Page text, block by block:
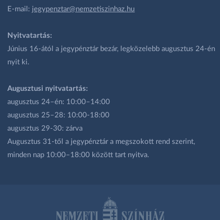
E-mail: jegypenztar@nemzetiszinhaz.hu
Nyitvatartás:
Június 16-ától a jegypénztár bezár, legközelebb augusztus 24-én
nyit ki.
Augusztusi nyitvatartás:
augusztus 24–én: 10:00–14:00
augusztus 25–28: 10:00-18:00
augusztus 29-30: zárva
Augusztus 31-től a jegypénztár a megszokott rend szerint,
minden nap 10:00–18:00 között tart nyitva.